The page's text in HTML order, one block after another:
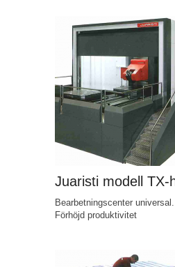
Juaristi modell TX-
Bearbetningscenter universal.
Förhöjd produktivitet